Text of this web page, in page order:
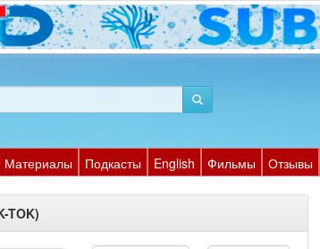
Материалы Подкасты English Фильмы Отзывы
TOK)